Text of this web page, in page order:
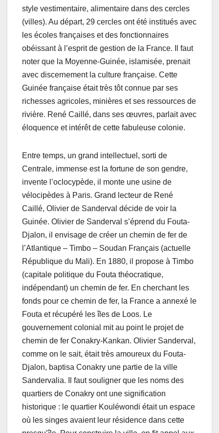
style vestimentaire, alimentaire dans des cercles
(villes). Au départ, 29 cercles ont été institués avec
les écoles françaises et des fonctionnaires
obéissant à l’esprit de gestion de la France. Il faut
noter que la Moyenne-Guinée, islamisée, prenait
avec discernement la culture française. Cette
Guinée française était très tôt connue par ses
richesses agricoles, minières et ses ressources de
rivière. René Caillé, dans ses œuvres, parlait avec
éloquence et intérêt de cette fabuleuse colonie.
Entre temps, un grand intellectuel, sorti de
Centrale, immense est la fortune de son gendre,
invente l’oclocypède, il monte une usine de
vélocipèdes à Paris. Grand lecteur de René
Caillé, Olivier de Sanderval décide de voir la
Guinée. Olivier de Sanderval s’éprend du Fouta-
Djalon, il envisage de créer un chemin de fer de
l’Atlantique – Timbo – Soudan Français (actuelle
République du Mali). En 1880, il propose à Timbo
(capitale politique du Fouta théocratique,
indépendant) un chemin de fer. En cherchant les
fonds pour ce chemin de fer, la France a annexé le
Fouta et récupéré les îles de Loos. Le
gouvernement colonial mit au point le projet de
chemin de fer Conakry-Kankan. Olivier Sanderval,
comme on le sait, était très amoureux du Fouta-
Djalon, baptisa Conakry une partie de la ville
Sandervalia. Il faut souligner que les noms des
quartiers de Conakry ont une signification
historique : le quartier Kouléwondi était un espace
où les singes avaient leur résidence dans cette